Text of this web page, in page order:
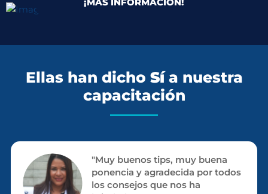
Ellas han dicho Sía nuestra
capacitación
"Muy buenos tips, muy buena
ponencia y agradecida por todos
los consejos que nos ha